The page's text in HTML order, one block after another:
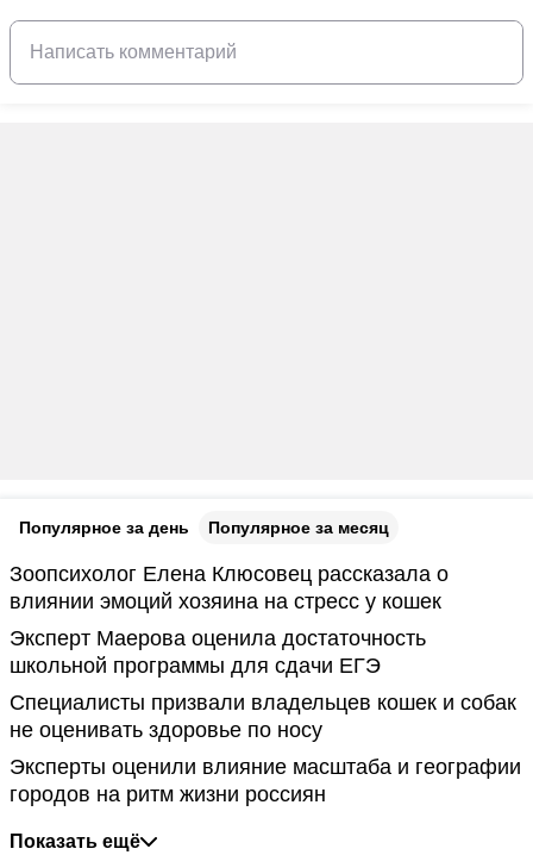
Популярное за день Популярное за месяц
Зоопсихолог Елена Клюсовец рассказала о
влиянии эмоций хозяина на стресс у кошек
Эксперт Маерова оценила достаточность
школьной программы для сдачи ЕГЭ
Специалисты призвали владельцев кошек и собак
не оценивать здоровье по носу
Эксперты оценили влияние масштаба и географии
городов на ритм жизни россиян
Показать ещё